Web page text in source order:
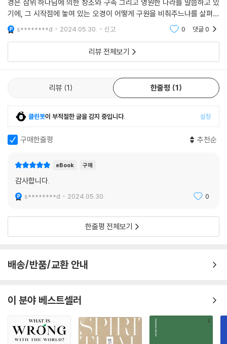
으로 오경의 메시아적 (그리스도 중심) 정체성을 신약 성경 저자나 후대
기독교 신학자의 (재)해석이 아닌 모세와 모세 이후 (영감 받은) 편집자의
저작 의도에 근거하는 오경의 비전을 제시한다. 그 결과 오경의 메시아 비
전은 본문 중심적이고 영적으로 설득력 있으며, 구약 성경이 어떻게 해석
되어야 하는지에 대한 논의에 필요한 기여를 하게 된다. 다른 접근법을 택
하는 학자도 첸이 이렇게 유용한 책에서 제기하는 방법론적 질문에 열린
마음으로 깊이 관여함으로써 많은 도움을 받을 수 있을 것이다.
- 네이선 핀 (노스 그린빌 대학교 학과장)
이 놀라운 책은 모세가 그리스도에 대해 썼다는 주장을 입증한다. 이 책은
시문 부분을 포함한 주요 구절에서 텍스트 및 텍스트 간 증거를 풍부하게
하고 굴절하기 위해 전략적으로 구성되었음을 보여 준다. 이 책이 널리 그
리고 주의 깊게 읽히기를 소망하고 기도한다.
- 조슈아 매튜스 (웨스턴 신학교 교수)
케빈 첸은 자신의 맨토인 존 세일해머의 어깨 위에 서서 오경에 나타난 메
시아의 중요성을 증명하는 것으로 자신의 진로를 잡았다. 첸이 특히 세일
하는 것은 분명하다. 오경의 메시지는 오경이 메시아의 미래 구원을 내다
보므로 복음이다. 학자들이 반드시 첸의 결론에 동조하는 것은 아니겠지만
절히 예증하면 첸은 옛 본문을 새롭게 바라보도록 우리에게 도전을 주었
고, 그 결과 이 본문들이 스스로 말한다.
- 스티븐 뎀프스터 (크랜들 대학교 종교 연구 교수)
경은 삼위 하나님에 의한 창조와 구속 그리고 영원한 나라를 말씀하고 있
기에, 그 시작점에 놓여 있는 오경이 어떻게 구원을 비춰주느냐를 살펴보
는 것은 성도에게 유의미한 작업이요, 말씀을 통하여 계시하신 구원에 대
한 묵상으로 적절하
s********d 2024.05.30. 신고 0 댓글0
리뷰 전체보기
리뷰 1 한줄평 1
클린봇이 부적절한 글을 감지 중입니다. 설정
구매한줄평 추천순
eBook 구매
감사합니다.
s********d 2024.05.30. 0
한줄평 전체보기
배송/반품/교환 안내
이 분야 베스트셀러